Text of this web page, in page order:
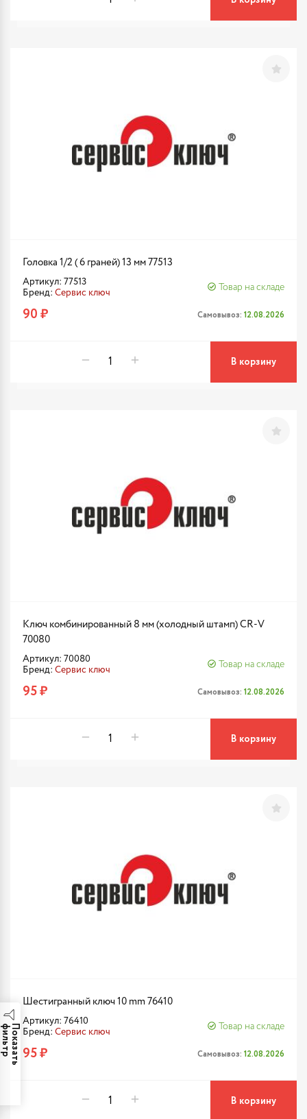
П
о
к
а
з
а
т
ь
ф
и
л
ь
т
Головка 1/2 ( 6 граней) 13 мм 77513
Артикул: 77513
Бренд: Сервис ключ
Товар на складе
90 ₽ Самовывоз: 12.08.2026
В корзину
Ключ комбинированный 8 мм (холодный штамп) CR-V
70080
Артикул: 70080
Бренд: Сервис ключ
Товар на складе
95 ₽ Самовывоз: 12.08.2026
В корзину
Шестигранный ключ 10 mm 76410
Артикул: 76410
Бренд: Сервис ключ
Товар на складе
95 ₽ Самовывоз: 12.08.2026
В корзину